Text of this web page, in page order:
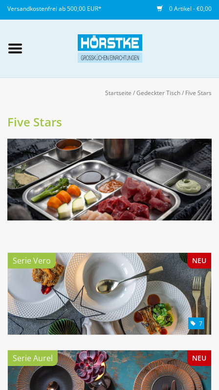
Versandkostenfrei ab 500,00 EUR* 0 Artikel - €0,00
anlegen
Gedeckter Tisch
Buffet
Fingerfood
Bar
Tafeln
Einrichtung
Berufsbekleidung
Küche
Startseite /Gedeckter Tisch/ Five Stars
Five Stars
Serie Vero NEU
7
Serie Aurel NEU